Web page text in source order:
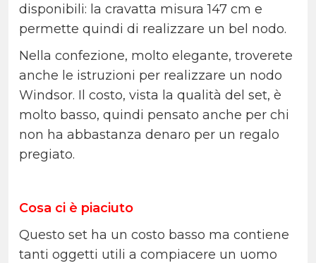
disponibili: la cravatta misura 147 cm e
permette quindi di realizzare un bel nodo.
Nella confezione, molto elegante, troverete
anche le istruzioni per realizzare un nodo
Windsor. Il costo, vista la qualità del set, è
molto basso, quindi pensato anche per chi
non ha abbastanza denaro per un regalo
pregiato.
Cosa ci è piaciuto
Questo set ha un costo basso ma contiene
tanti oggetti utili a compiacere un uomo